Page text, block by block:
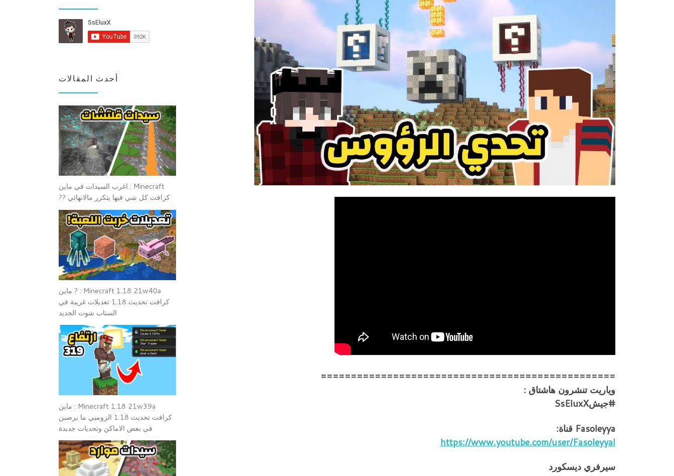
=================================================
وياريت تنشرون هاشتاق :
#جيشSsEluxX
Fasoleyya قناة:
https://www.youtube.com/user/Fasoleyyal
سيرفري ديسكورد
أحدث المقالات
Minecraft : اغرب السيدات في ماين
كرافت كل شي فيها يتكرر مالانهائي ??
Minecraft 1.18 21w40a : ? ماين
كرافت تحديث 1.18 تعديلات غريبة في
السناب شوت الجديد
Minecraft 1.18 21w39a : ماين
كرافت تحديث 1.18 الزومبي ما يرصبن
في بعض الاماكن وتحديات جديدة